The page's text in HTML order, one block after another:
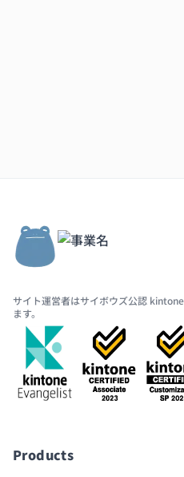
サイト運営者はサイボウズ公認
ます。
Products